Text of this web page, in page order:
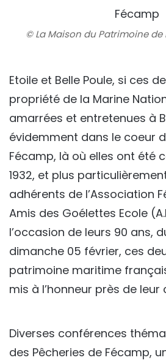
© La Maison du Patrimoine de
Etoile et Belle Poule, si ces
propriété de la Marine
amarrées et entretenues à
évidemment dans le coeur
Fécamp, là où elles ont été
1932, et plus
adhérents de l’Association
Amis des Goélettes Ecole
l’occasion de leurs 90 ans,
dimanche 05 février, ces
patrimoine maritime
mis à l’honneur près de leur
Diverses conférences
des Pêcheries de Fécamp,